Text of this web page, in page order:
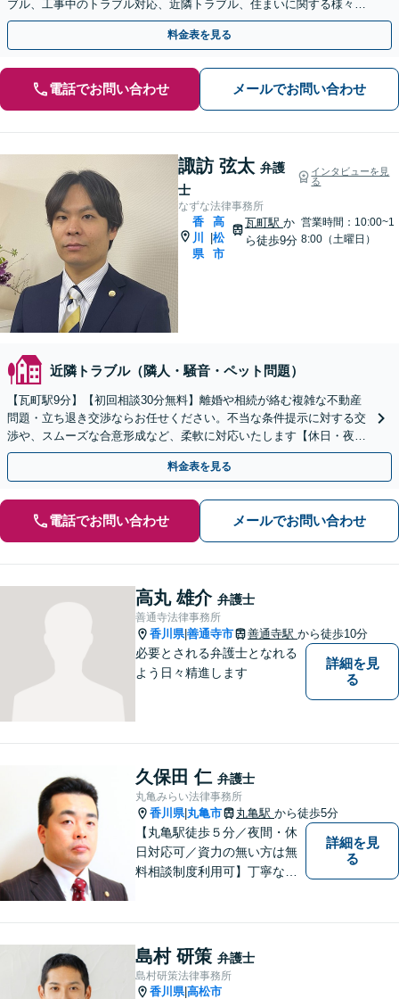
ブル、工事中のトラブル対応、近隣トラブル、住まいに関する様々な
問題の解決に対応【駐車場あり】【電話・Web相談可】
料金表を見る
電話でお問い合わせ メールでお問い合わせ
諏訪 弦太 弁護
士
インタビューを見
る
なずな法律事務所
香
川
県
高
松
市
瓦町駅 か
ら徒歩9分
営業時間：10:00~1
8:00（土曜日）
近隣トラブル（隣人・騒音・ペット問題）
【瓦町駅9分】【初回相談30分無料】離婚や相続が絡む複雑な不動産
問題・立ち退き交渉ならお任せください。不当な条件提示に対する交
渉や、スムーズな合意形成など、柔軟に対応いたします【休日・夜間
対応】【電話相談可】【身近で気軽に相談できる弁護士】
料金表を見る
電話でお問い合わせ メールでお問い合わせ
高丸 雄介 弁護士
善通寺法律事務所
香川県|善通寺市 善通寺駅 から徒歩10分
必要とされる弁護士となれる
よう日々精進します
詳細を見
る
久保田 仁 弁護士
丸亀みらい法律事務所
香川県| 丸亀市 丸亀駅 から徒歩5分
【丸亀駅徒歩５分／夜間・休
日対応可／資力の無い方は無
料相談制度利用可】丁寧な対
詳細を見
る
島村 研策 弁護士
島村研策法律事務所
香川県|高松市